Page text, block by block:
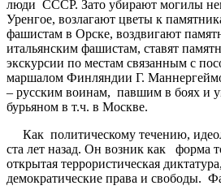
люди СССР. Зато убирают могилы
Уренгое, возлагают цветы к
фашистам в Орске, воздвигают
итальянским фашистам, ставят
экскурсии по местам связанным с
маршалом Финляндии Г.
– русским воинам, павшим в боях и
бурьяном в т.ч. в Москве.
Как политическому течению,
ста лет назад. Он возник как форма
открытая террористическая
демократические права и свободы.